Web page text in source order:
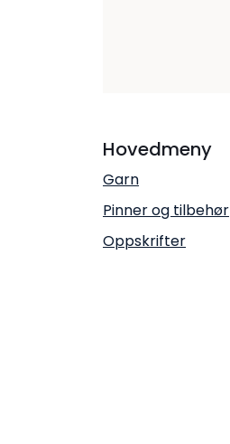
Hovedmeny
Garn
Pinner og tilbehør
Oppskrifter